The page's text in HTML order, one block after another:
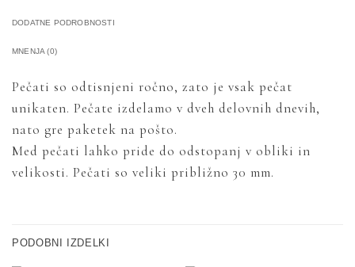
DODATNE PODROBNOSTI
MNENJA (0)
Pečati so odtisnjeni ročno, zato je vsak pečat
unikaten. Pečate izdelamo v dveh delovnih dnevih,
nato gre paketek na pošto.
Med pečati lahko pride do odstopanj v obliki in
velikosti. Pečati so veliki približno 30 mm.
PODOBNI IZDELKI